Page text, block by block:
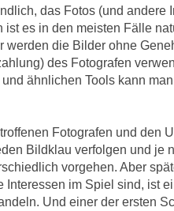
das Fotos (und andere
ist es in den meisten Fälle
werden die Bilder ohne
des Fotografen
ähnlichen Tools kann
Fotografen und den
Bildklau verfolgen und je
vorgehen. Aber
Interessen im Spiel sind, ist
Und einer der ersten